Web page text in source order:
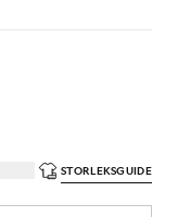
STORLEKSGUIDE